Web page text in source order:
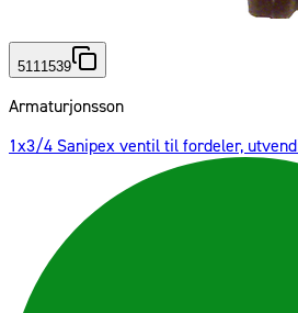
5111539
Armaturjonsson
1x3/4 Sanipex ventil til fordeler,